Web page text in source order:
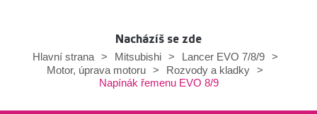
Nacházíš se zde
Hlavní strana
> Mitsubishi > Lancer EVO 7/8/9
>
Motor, úprava motoru > Rozvody a kladky >
Napínák řemenu EVO 8/9